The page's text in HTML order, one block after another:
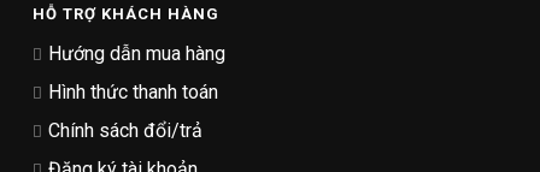
HỖ TRỢ KHÁCH HÀNG
Hướng dẫn mua hàng
Hình thức thanh toán
Chính sách đổi/trả